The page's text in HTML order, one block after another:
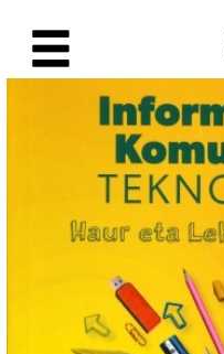
Fiche de